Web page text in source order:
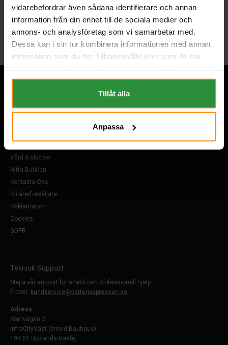
vidarebefordrar även sådana identifierare och annan
information från din enhet till de sociala medier och
annons- och analysföretag som vi samarbetar med.
Dessa kan i sin tur kombinera informationen med annan
information som du har tillhandahållit eller som de har
om "Cookies" och ditt val finner du på vår Cookie sida
längst ner i "footern" på sidan.
Tillåt alla
Anpassa
Övrigt
Vård & skötsel
Hitta Butiken
Kontakta Oss
Bli återförsäljare
Reklamation
Cookies
GDPR
Teknisk Support
Mejla vår support för snabb och professionell hjälp.
E-post: kundservice@batteriexpressen.se
Adress:
Kranvägen 2
InfraCityVäst (brevid Bauhaus)
194 61 Upplands-Väsby